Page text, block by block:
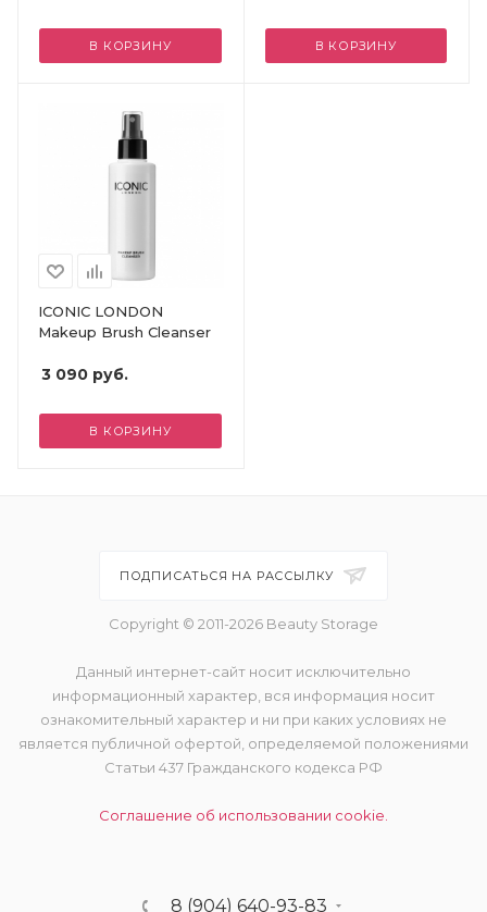
В КОРЗИНУ В КОРЗИНУ
ICONIC LONDON
Makeup Brush Cleanser
3 090 руб.
В КОРЗИНУ
ПОДПИСАТЬСЯ НА РАССЫЛКУ
Copyright © 2011-2026 Beauty Storage
Данный интернет-сайт носит исключительно
информационный характер, вся информация носит
ознакомительный характер и ни при каких условиях не
является публичной офертой, определяемой положениями
Статьи 437 Гражданского кодекса РФ
Соглашение об использовании cookie.
8 (904) 640-93-83